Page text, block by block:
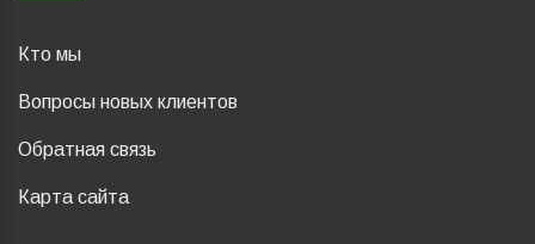
Кто мы
Вопросы новых клиентов
Обратная связь
Карта сайта